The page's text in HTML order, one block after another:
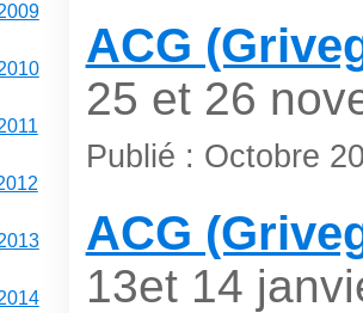
ACG
25 et 26
Publié : Octobre
ACG
13et 14